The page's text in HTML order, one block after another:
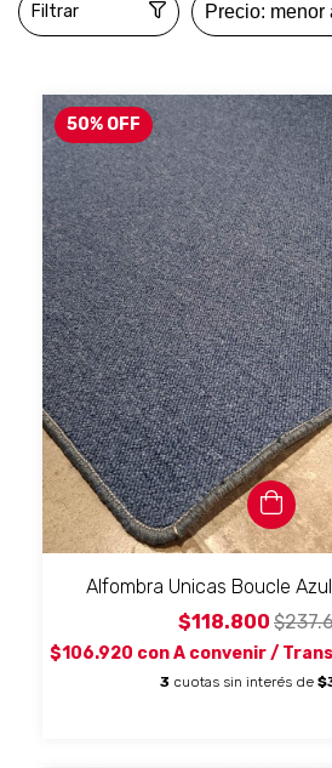
Filtrar
50% OFF
Alfombra Unicas Boucle
$118.800
$106.920 conA convenir /
3 cuotas sin interés de